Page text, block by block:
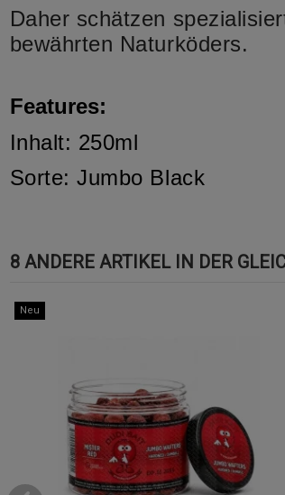
Daher schätzen
bewährten Naturköders.
Features:
Inhalt: 250ml
Sorte: Jumbo Black
8 ANDERE ARTIKEL IN DER
Neu